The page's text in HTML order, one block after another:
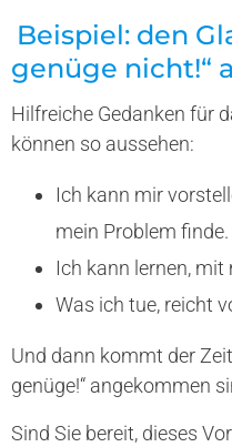
Beispiel: den
genüge nicht!“
Hilfreiche Gedanken für
können so aussehen:
Ich kann mir
mein Problem finde.
Ich kann lernen, mit
Was ich tue, reicht
Und dann kommt der
genüge!“ angekommen
Sind Sie bereit, dieses